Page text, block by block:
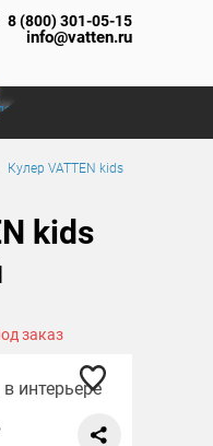
8 (800) 301-05-15
info@vatten.ru
Кулер VATTEN kids
kids
заказ
интерьере